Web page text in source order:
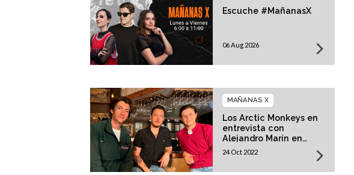
Escuche #MañanasX
06 Aug 2026
Los Arctic Monkeys en
entrevista con
Alejandro Marín en
Mañanas X
MAÑANAS X
24 Oct 2022